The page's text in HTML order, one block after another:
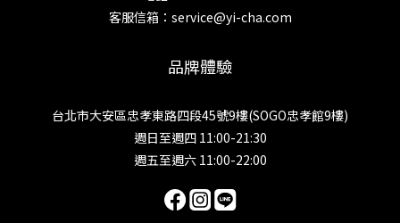
客服信箱：service@yi-cha.com
品牌體驗
台北市大安區忠孝東路四段45號9樓(SOGO忠孝館9樓)
週日至週四 11:00-21:30
週五至週六 11:00-22:00